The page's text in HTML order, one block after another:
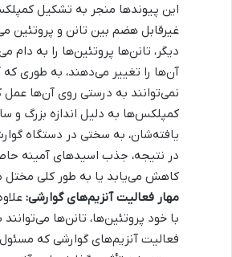
این پیوندها منجر به تشکیل
غیرقابل هضم بین تانن و پروتئین
دیگر، تانن‌ها پروتئین‌ها را به دام
آن‌ها را تغییر می‌دهند، به طوری که
نمی‌توانند به درستی روی آن‌ها عمل
کمپلکس‌ها به دلیل اندازه بزرگ و
یافته‌شان، به سختی در دستگاه
در نتیجه، جذب اسیدهای آمینه
کاهش می‌یابد یا به طور کلی مختل
مهار فعالیت آنزیم‌های گوارشی:
با خود پروتئین‌ها، تانن‌ها
فعالیت آنزیم‌های گوارشی که